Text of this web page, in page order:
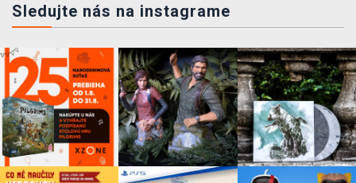
Sledujte nás na instagrame